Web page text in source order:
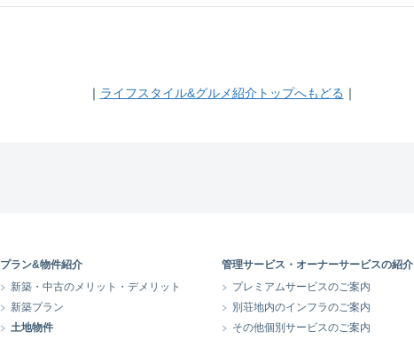
｜ ライフスタイル&グルメ紹介トップへもどる ｜
プラン&物件紹介
新築・中古のメリット・デメリット
新築プラン
土地物件
管理サービス・オーナーサービスの紹介
プレミアムサービスのご案内
別荘地内のインフラのご案内
その他個別サービスのご案内